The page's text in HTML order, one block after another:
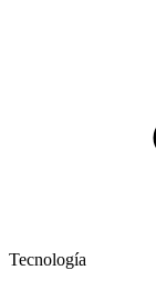
Tecnología